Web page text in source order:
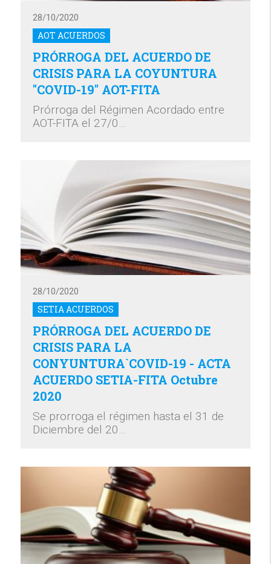
AOT ACUERDOS
28/10/2020
PRÓRROGA DEL ACUERDO DE
CRISIS PARA LA COYUNTURA
"COVID-19" AOT-FITA
Prórroga del Régimen Acordado entre
AOT-FITA el 27/0…
SETIA ACUERDOS
28/10/2020
PRÓRROGA DEL ACUERDO DE
CRISIS PARA LA
CONYUNTURA`COVID-19 - ACTA
ACUERDO SETIA-FITA Octubre
2020
Se prorroga el régimen hasta el 31 de
Diciembre del 20…